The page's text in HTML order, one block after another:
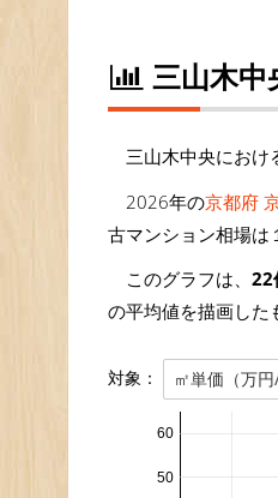
三山木中
三山木中央におけ
2026年の京都府
古マンション相場は
このグラフは、 22
の平均値を描画した
対象： ㎡単価（万円/
50
60